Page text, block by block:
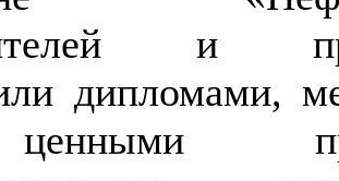
и
дипломами,